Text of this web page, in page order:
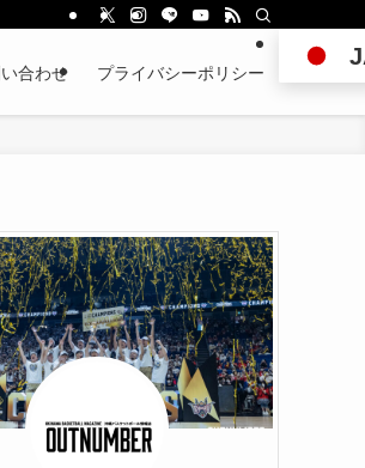
合わせ プライバシーポリシー